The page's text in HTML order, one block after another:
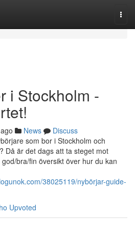
i Stockholm -
News
Discuss
som bor i Stockholm och
Då är det dags att ta steget mot
bra/fin översikt över hur du kan
38025119/nybörjar-guide-
Upvoted